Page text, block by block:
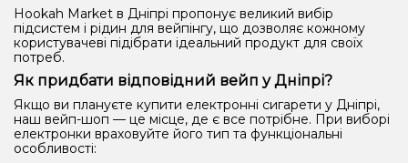
Hookah Market в Дніпрі пропонує великий вибір
підсистем і рідин для вейпінгу, що дозволяє кожному
користувачеві підібрати ідеальний продукт для своїх
потреб.
Як придбати відповідний вейп у Дніпрі?
Якщо ви плануєте купити електронні сигарети у Дніпрі,
наш вейп-шоп — це місце, де є все потрібне. При виборі
електронки враховуйте його тип та функціональні
особливості: